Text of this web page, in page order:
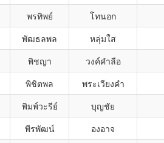
พรทิพย์ โทนอก
พัฒธลพล หลุ่มใส
พิชญา วงค์คำลือ
พิชิตพล พระเวียงคำ
พิมพ์วะรีย์ บุญชัย
พีรพัฒน์ องอาจ